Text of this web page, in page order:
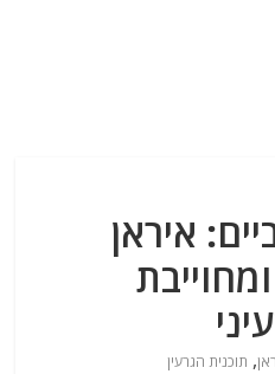
איראן
, תוכנית הגרעין